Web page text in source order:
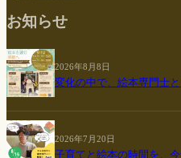
お知らせ
2026年8月8日
変化の中で、絵本専門士
2026年7月20日
子育てと絵本の時間を、